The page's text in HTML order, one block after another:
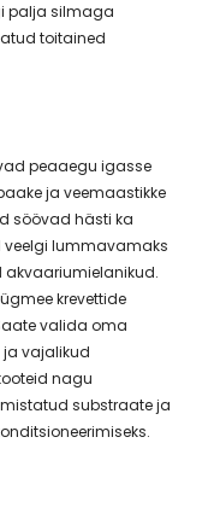
palja silmaga
toitained
peaaegu igasse
ja veemaastikke
söövad hästi ka
lummavamaks
krevettide
valida oma
ja vajalikud
nagu
substraate ja